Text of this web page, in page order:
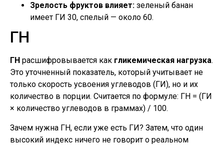
Зрелость фруктов влияет: зеленый банан
имеет ГИ 30, спелый — около 60.
ГН
ГН расшифровывается как гликемическая нагрузка.
Это уточненный показатель, который учитывает не
только скорость усвоения углеводов (ГИ), но и их
количество в порции. Считается по формуле: ГН = (ГИ
× количество углеводов в граммах) / 100.
Зачем нужна ГН, если уже есть ГИ? Затем, что один
высокий индекс ничего не говорит о реальном